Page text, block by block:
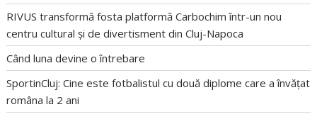
RIVUS transformă fosta platformă Carbochim într-un nou
centru cultural și de divertisment din Cluj-Napoca
Când luna devine o întrebare
SportinCluj: Cine este fotbalistul cu două diplome care a învățat
româna la 2 ani